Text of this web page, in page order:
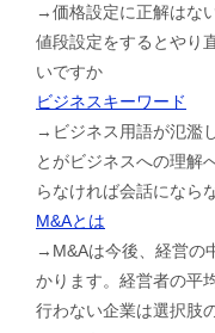
→価格設定に正解はな
値段設定をするとやり
いですか
ビジネスキーワード
→ビジネス用語が氾濫
とがビジネスへの理解
らなければ会話になら
M&Aとは
→M&Aは今後、経営の
かります。経営者の平
行わない企業は選択肢